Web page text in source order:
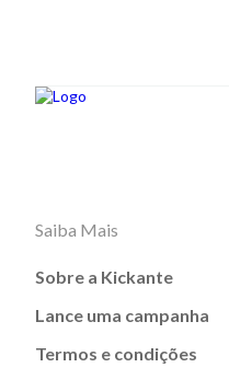
Saiba Mais
Sobre a Kickante
Lance uma campanha
Termos e condições